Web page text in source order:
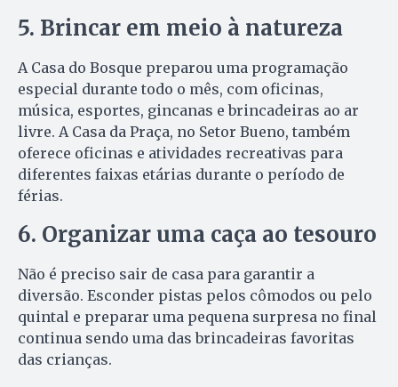
5. Brincar em meio à natureza
A Casa do Bosque preparou uma programação
especial durante todo o mês, com oficinas,
música, esportes, gincanas e brincadeiras ao ar
livre. A Casa da Praça, no Setor Bueno, também
oferece oficinas e atividades recreativas para
diferentes faixas etárias durante o período de
férias.
6. Organizar uma caça ao tesouro
Não é preciso sair de casa para garantir a
diversão. Esconder pistas pelos cômodos ou pelo
quintal e preparar uma pequena surpresa no final
continua sendo uma das brincadeiras favoritas
das crianças.